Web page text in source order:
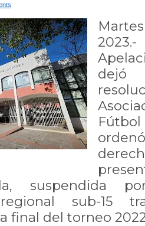
suspendida
sub-15
final del torneo